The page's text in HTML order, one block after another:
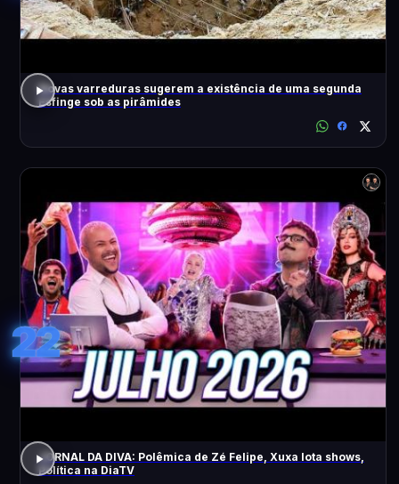
Novas varreduras sugerem a existência de uma segunda
Esfinge sob as pirâmides
22
JORNAL DA DIVA: Polêmica de Zé Felipe, Xuxa lota shows,
Política na DiaTV